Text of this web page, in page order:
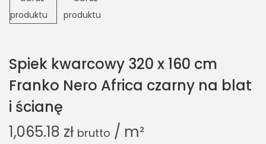
Spiek kwarcowy 320 x 160 cm
Franko Nero Africa czarny na blat
i ścianę
1,065.18 zł brutto / m²